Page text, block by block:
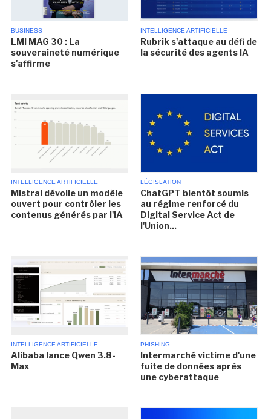
BUSINESS
LMI MAG 30 : La
souveraineté numérique
s'affirme
INTELLIGENCE ARTIFICIELLE
Rubrik s'attaque au défi de
la sécurité des agents IA
INTELLIGENCE ARTIFICIELLE
Mistral dévoile un modèle
ouvert pour contrôler les
contenus générés par l'IA
LÉGISLATION
ChatGPT bientôt soumis
au régime renforcé du
Digital Service Act de
l'Union...
INTELLIGENCE ARTIFICIELLE
Alibaba lance Qwen 3.8-
Max
PHISHING
Intermarché victime d'une
fuite de données après
une cyberattaque